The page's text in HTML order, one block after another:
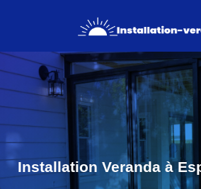
Installation Veranda à